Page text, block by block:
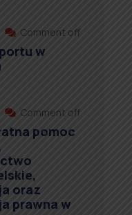
Comment off
w
Comment off
pomoc
oraz
prawna w